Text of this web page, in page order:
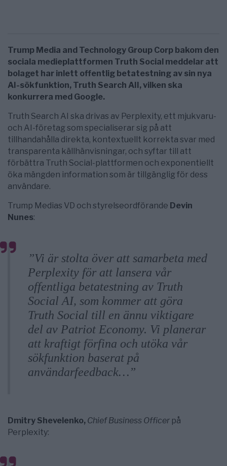
Trump Media and Technology Group Corp bakom den
sociala medieplattformen Truth Social meddelar att
bolaget har inlett offentlig betatestning av sin nya
AI-sökfunktion, Truth Search AII, vilken ska
konkurrera med Google.
Truth Search AI ska drivas av Perplexity, ett mjukvaru-
och AI-företag som specialiserar sig på att
tillhandahålla direkta, kontextuellt korrekta svar med
transparenta källhänvisningar, och syftar till att
förbättra Truth Social-plattformen och exponentiellt
öka mängden information som är tillgänglig för dess
användare.
Trump Medias VD och styrelseordförande Devin
Nunes:
”Vi är stolta över att samarbeta med
Perplexity för att lansera vår
offentliga betatestning av Truth
Social AI, som kommer att göra
Truth Social till en ännu viktigare
del av Patriot Economy. Vi planerar
att kraftigt förfina och utöka vår
sökfunktion baserat på
användarfeedback…”
Dmitry Shevelenko, Chief Business Officer på
Perplexity: